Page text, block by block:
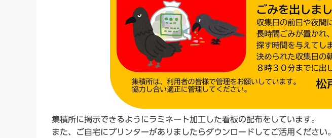
集積所に掲示できるようにラミネート加工した看板の配布をしています。
また、ご自宅にプリンターがありましたらダウンロードしてご活用ください。